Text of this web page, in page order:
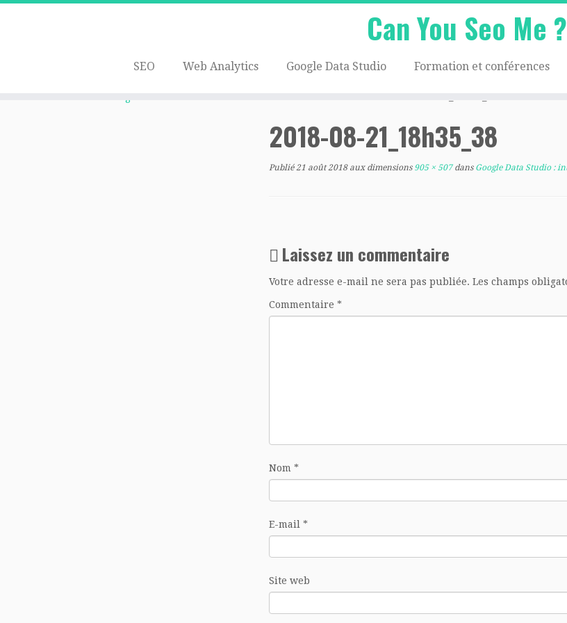
Can You Seo Me ?
SEO Web Analytics Google Data Studio Formation et conférences
2018-08-21_18h35_38
Publié 21 août 2018aux dimensions905 × 507dansGoogle Data Studio :
Laissez un commentaire
Votre adresse e-mail ne sera pas publiée. Les champs
Commentaire *
Nom *
E-mail *
Site web